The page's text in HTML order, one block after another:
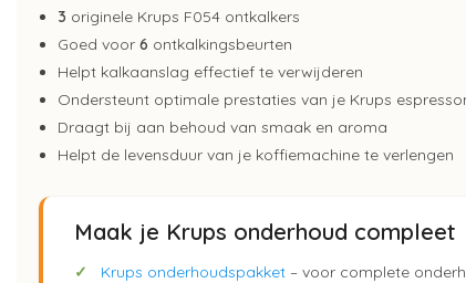
3 originele Krups F054 ontkalkers
Goed voor 6 ontkalkingsbeurten
Helpt kalkaanslag effectief te verwijderen
Ondersteunt optimale prestaties van je Krups
Draagt bij aan behoud van smaak en aroma
Helpt de levensduur van je koffiemachine te verlengen
Maak je Krups onderhoud compleet
✓ Krups onderhoudspakket – voor complete